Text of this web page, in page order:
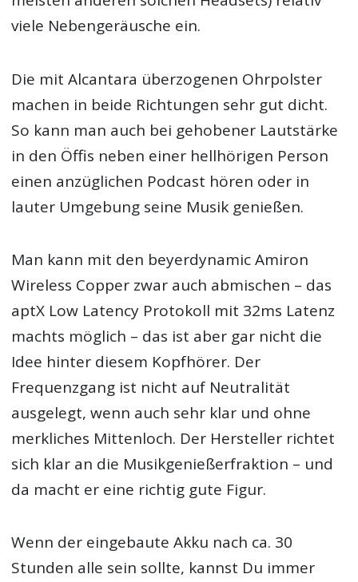
viele Nebengeräusche ein.
Die mit Alcantara überzogenen Ohrpolster
machen in beide Richtungen sehr gut dicht.
So kann man auch bei gehobener Lautstärke
in den Öffis neben einer hellhörigen Person
einen anzüglichen Podcast hören oder in
lauter Umgebung seine Musik genießen.
Man kann mit den beyerdynamic Amiron
Wireless Copper zwar auch abmischen – das
aptX Low Latency Protokoll mit 32ms Latenz
machts möglich – das ist aber gar nicht die
Idee hinter diesem Kopfhörer. Der
Frequenzgang ist nicht auf Neutralität
ausgelegt, wenn auch sehr klar und ohne
merkliches Mittenloch. Der Hersteller richtet
sich klar an die Musikgenießerfraktion – und
da macht er eine richtig gute Figur.
Wenn der eingebaute Akku nach ca. 30
Stunden alle sein sollte, kannst Du immer